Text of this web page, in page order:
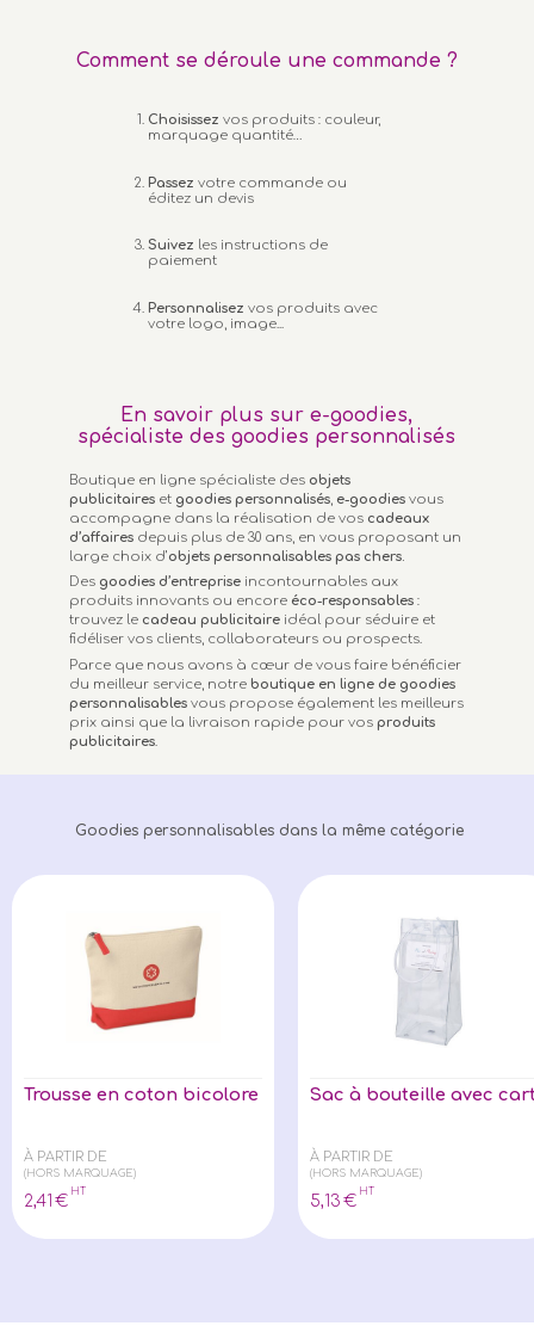
Comment se déroule une commande ?
Choisissez vos produits : couleur,
marquage quantité…
Passez votre commande ou
éditez un devis
Suivez les instructions de
paiement
Personnalisez vos produits avec
votre logo, image...
En savoir plus sur e-goodies,
spécialiste des goodies personnalisés
Boutique en ligne spécialiste des objets
publicitaires et goodies personnalisés, e-goodies vous
accompagne dans la réalisation de vos cadeaux
d’affaires depuis plus de 30 ans, en vous proposant un
large choix d’objets personnalisables pas chers.
Des goodies d’entreprise incontournables aux
produits innovants ou encore éco-responsables :
trouvez le cadeau publicitaire idéal pour séduire et
fidéliser vos clients, collaborateurs ou prospects.
Parce que nous avons à cœur de vous faire bénéficier
du meilleur service, notreboutique en ligne de goodies
personnalisables vous propose également les meilleurs
prix ainsi que la livraison rapide pour vos produits
publicitaires.
Goodies personnalisables dans la même catégorie
Trousse en coton bicolore
À PARTIR DE
(HORS MARQUAGE)
2,41 €
HT
Sac à bouteille avec
À PARTIR DE
(HORS MARQUAGE)
5,13 €
HT